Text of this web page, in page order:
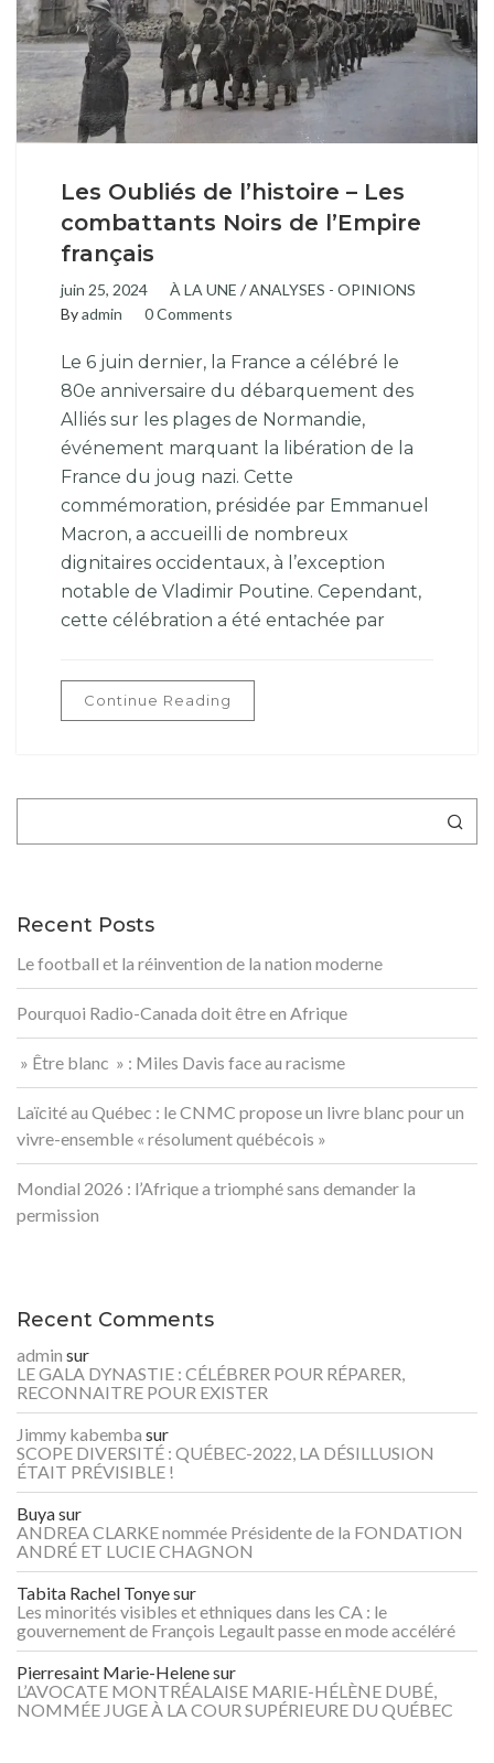
Les Oubliés de l’histoire – Les
combattants Noirs de l’Empire
français
juin 25, 2024 À LA UNE /ANALYSES - OPINIONS
Byadmin 0 Comments
Le 6 juin dernier, la France a célébré le
80e anniversaire du débarquement des
Alliés sur les plages de Normandie,
événement marquant la libération de la
France du joug nazi. Cette
commémoration, présidée par Emmanuel
Macron, a accueilli de nombreux
dignitaires occidentaux, à l’exception
notable de Vladimir Poutine. Cependant,
cette célébration a été entachée par
Continue Reading
Recent Posts
Le football et la réinvention de la nation moderne
Pourquoi Radio-Canada doit être en Afrique
» Être blanc » : Miles Davis face au racisme
Laïcité au Québec : le CNMC propose un livre blanc pour un
vivre-ensemble « résolument québécois »
Mondial 2026 : l’Afrique a triomphé sans demander la
permission
Recent Comments
admin sur
LE GALA DYNASTIE : CÉLÉBRER POUR RÉPARER,
RECONNAITRE POUR EXISTER
Jimmy kabemba sur
SCOPE DIVERSITÉ : QUÉBEC-2022, LA DÉSILLUSION
ÉTAIT PRÉVISIBLE !
Buyasur
ANDREA CLARKE nommée Présidente de la FONDATION
ANDRÉ ET LUCIE CHAGNON
Tabita Rachel Tonyesur
Les minorités visibles et ethniques dans les CA : le
gouvernement de François Legault passe en mode accéléré
Pierresaint Marie-Helenesur
L’AVOCATE MONTRÉALAISE MARIE-HÉLÈNE DUBÉ,
NOMMÉE JUGE À LA COUR SUPÉRIEURE DU QUÉBEC